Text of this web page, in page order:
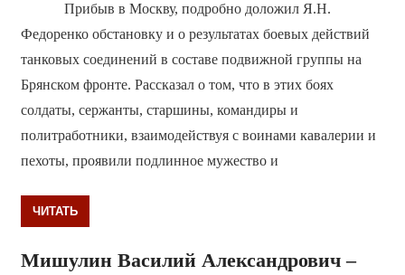
Прибыв в Москву, подробно доложил Я.Н.
Федоренко обстановку и о результатах боевых действий
танковых соединений в составе подвижной группы на
Брянском фронте. Рассказал о том, что в этих боях
солдаты, сержанты, старшины, командиры и
политработники, взаимодействуя с воинами кавалерии и
пехоты, проявили подлинное мужество и
ЧИТАТЬ
Мишулин Василий Александрович –